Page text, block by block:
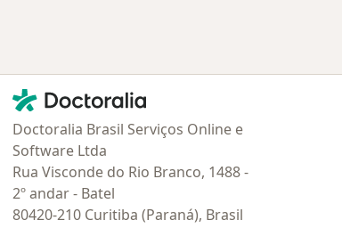
Contato
Doctoralia - Homepage
Doctoralia Brasil Serviços Online e
Software Ltda
Rua Visconde do Rio Branco, 1488 -
2º andar - Batel
80420-210 Curitiba (Paraná), Brasil